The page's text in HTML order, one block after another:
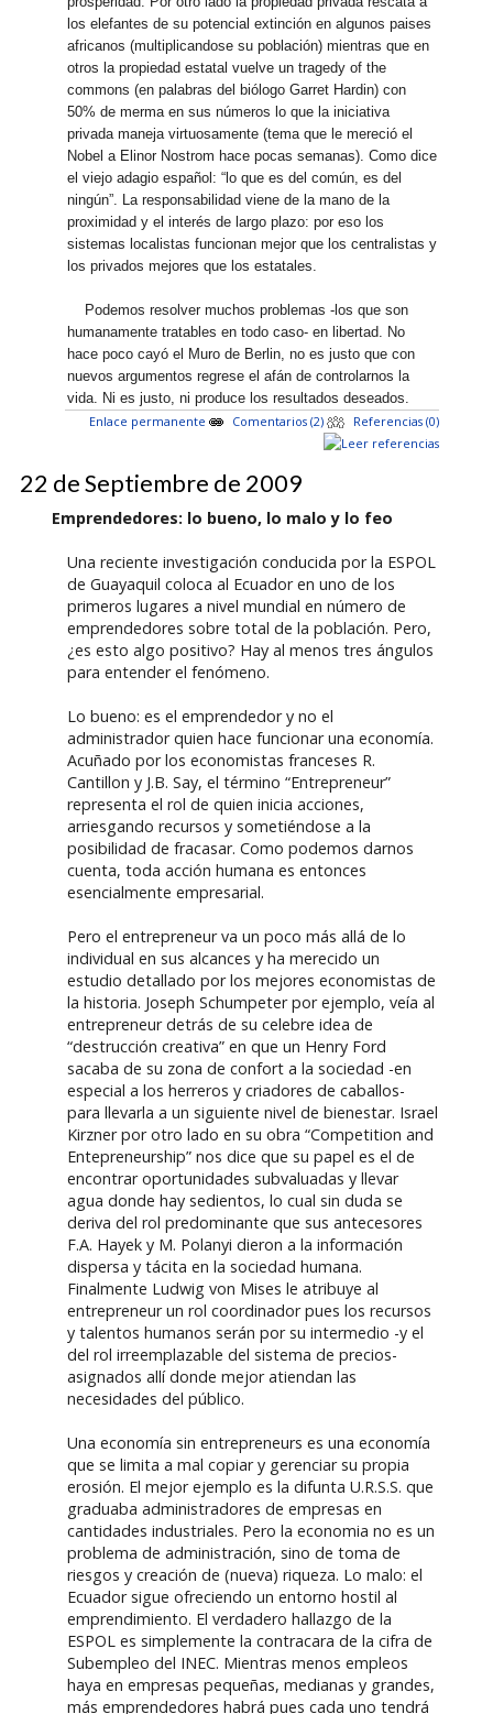
los elefantes de su potencial extinción en algunos paises
africanos (multiplicandose su población) mientras que en
otros la propiedad estatal vuelve un tragedy of the
commons (en palabras del biólogo Garret Hardin) con
50% de merma en sus números lo que la iniciativa
privada maneja virtuosamente (tema que le mereció el
Nobel a Elinor Nostrom hace pocas semanas). Como dice
el viejo adagio español: “lo que es del común, es del
ningún”. La responsabilidad viene de la mano de la
proximidad y el interés de largo plazo: por eso los
sistemas localistas funcionan mejor que los centralistas y
los privados mejores que los estatales.
Podemos resolver muchos problemas -los que son
humanamente tratables en todo caso- en libertad. No
hace poco cayó el Muro de Berlin, no es justo que con
nuevos argumentos regrese el afán de controlarnos la
vida. Ni es justo, ni produce los resultados deseados.
Enlace permanente
Comentarios (2) Referencias (0)
22 de Septiembre de 2009
Emprendedores: lo bueno, lo malo y lo feo
Una reciente investigación conducida por la ESPOL
de Guayaquil coloca al Ecuador en uno de los
primeros lugares a nivel mundial en número de
emprendedores sobre total de la población. Pero,
¿es esto algo positivo? Hay al menos tres ángulos
para entender el fenómeno.
Lo bueno: es el emprendedor y no el
administrador quien hace funcionar una economía.
Acuñado por los economistas franceses R.
Cantillon y J.B. Say, el término “Entrepreneur”
representa el rol de quien inicia acciones,
arriesgando recursos y sometiéndose a la
posibilidad de fracasar. Como podemos darnos
cuenta, toda acción humana es entonces
esencialmente empresarial.
Pero el entrepreneur va un poco más allá de lo
individual en sus alcances y ha merecido un
estudio detallado por los mejores economistas de
la historia. Joseph Schumpeter por ejemplo, veía al
entrepreneur detrás de su celebre idea de
“destrucción creativa” en que un Henry Ford
sacaba de su zona de confort a la sociedad -en
especial a los herreros y criadores de caballos-
para llevarla a un siguiente nivel de bienestar. Israel
Kirzner por otro lado en su obra “Competition and
Entepreneurship” nos dice que su papel es el de
encontrar oportunidades subvaluadas y llevar
agua donde hay sedientos, lo cual sin duda se
deriva del rol predominante que sus antecesores
F.A. Hayek y M. Polanyi dieron a la información
dispersa y tácita en la sociedad humana.
Finalmente Ludwig von Mises le atribuye al
entrepreneur un rol coordinador pues los recursos
y talentos humanos serán por su intermedio -y el
del rol irreemplazable del sistema de precios-
asignados allí donde mejor atiendan las
necesidades del público.
Una economía sin entrepreneurs es una economía
que se limita a mal copiar y gerenciar su propia
erosión. El mejor ejemplo es la difunta U.R.S.S. que
graduaba administradores de empresas en
cantidades industriales. Pero la economia no es un
problema de administración, sino de toma de
riesgos y creación de (nueva) riqueza. Lo malo: el
Ecuador sigue ofreciendo un entorno hostil al
emprendimiento. El verdadero hallazgo de la
ESPOL es simplemente la contracara de la cifra de
Subempleo del INEC. Mientras menos empleos
haya en empresas pequeñas, medianas y grandes,
más emprendedores habrá pues cada uno tendrá